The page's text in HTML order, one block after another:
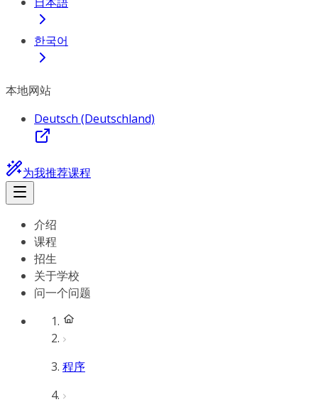
한국어
本地网站
Deutsch (Deutschland)
为我推荐课程
介绍
课程
招生
关于学校
问一个问题
程序